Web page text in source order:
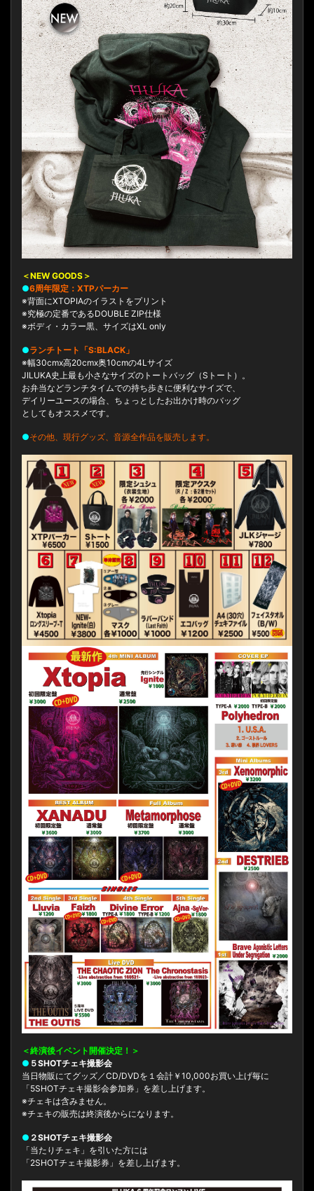
＜NEW GOODS＞
●6周年限定：XTPパーカー
※背面にXTOPIAのイラストをプリント
※究極の定番であるDOUBLE ZIP仕様
※ボディ・カラー黒、サイズはXL only
●ランチトート「S:BLACK」
※幅30cmx高20cmx奥10cmの4Lサイズ
JILUKA史上最も小さなサイズのトートバッグ（Sトート）。
お弁当などランチタイムでの持ち歩きに便利なサイズで、
デイリーユースの場合、ちょっとしたお出かけ時のバッグ
としてもオススメです。
●その他、現行グッズ、音源全作品を販売します。
＜終演後イベント開催決定！＞
● ５SHOTチェキ撮影会
当日物販にてグッズ／CD/DVDを１会計￥10,000お買い上げ毎に
「5SHOTチェキ撮影会参加券」を差し上げます。
※チェキは含みません。
※チェキの販売は終演後からになります。
● ２SHOTチェキ撮影会
「当たりチェキ」を引いた方には
「2SHOTチェキ撮影券」を差し上げます。